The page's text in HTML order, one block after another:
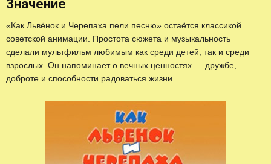
Значение
«Как Львёнок и Черепаха пели песню» остаётся классикой
советской анимации. Простота сюжета и музыкальность
сделали мультфильм любимым как среди детей, так и среди
взрослых. Он напоминает о вечных ценностях — дружбе,
доброте и способности радоваться жизни.